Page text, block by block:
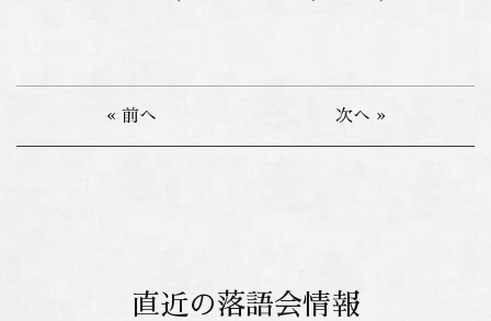
« 前へ 次へ »
直近の落語会情報